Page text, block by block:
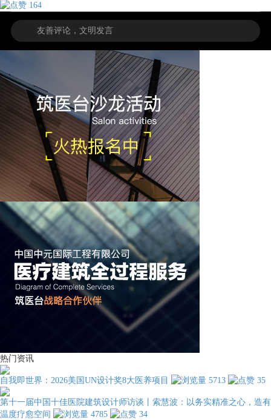
164
热门资讯
自我即世界：2026美国UN设计奖8大医养项目 5713 35
第十一届中国十佳医院建筑设计师访谈丨索慧波：以务实精准之心，造有
温度疗愈空间
4785 34